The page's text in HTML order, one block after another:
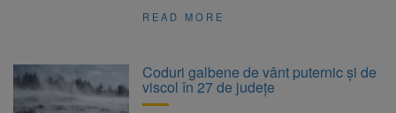
READ MORE
Coduri galbene de vânt puternic și de
viscol în 27 de județe